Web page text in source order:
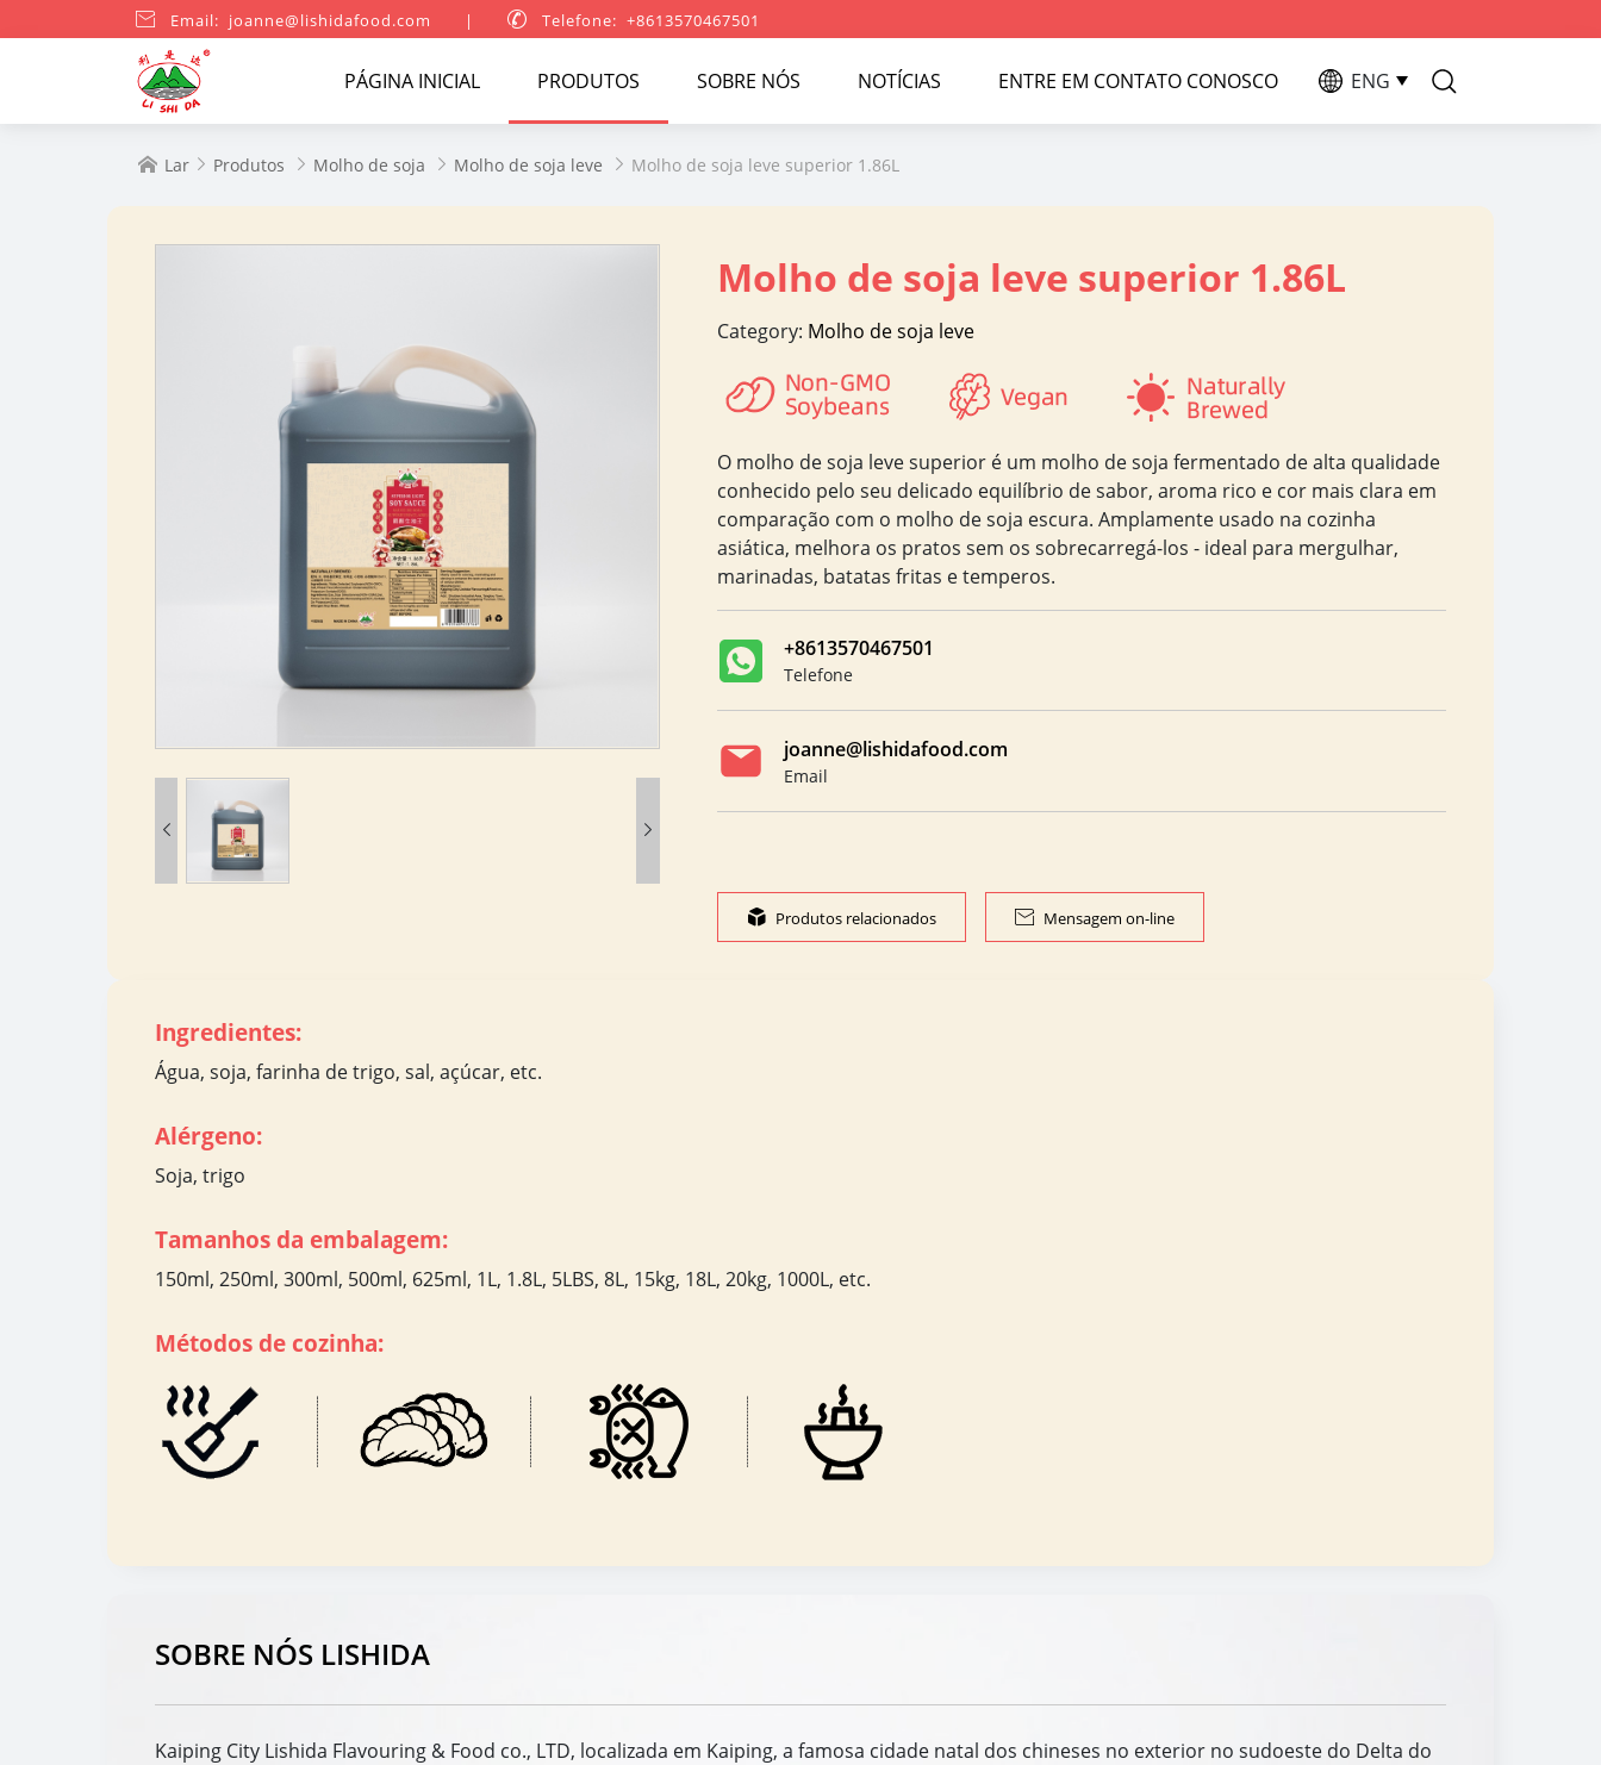
 Email: joanne@lishidafood.com |  Telefone: +8613570467501
PÁGINA INICIAL PRODUTOS SOBRE NÓS NOTÍCIAS ENTRE EM CONTATO CONOSCO ENG
 Lar  Produtos  Molho de soja  Molho de soja leve  Molho de soja leve superior 1.86L
 
Molho de soja leve superior 1.86L
Category: Molho de soja leve
O molho de soja leve superior é um molho de soja fermentado de alta qualidade
conhecido pelo seu delicado equilíbrio de sabor, aroma rico e cor mais clara em
comparação com o molho de soja escura. Amplamente usado na cozinha
asiática, melhora os pratos sem os sobrecarregá-los - ideal para mergulhar,
marinadas, batatas fritas e temperos.
+8613570467501
Telefone
joanne@lishidafood.com
Email
 Produtos relacionados  Mensagem on-line
Ingredientes:
Água, soja, farinha de trigo, sal, açúcar, etc.
Alérgeno:
Soja, trigo
Tamanhos da embalagem:
150ml, 250ml, 300ml, 500ml, 625ml, 1L, 1.8L, 5LBS, 8L, 15kg, 18L, 20kg, 1000L, etc.
Métodos de cozinha:
SOBRE NÓS LISHIDA
Kaiping City Lishida Flavouring & Food co., LTD, localizada em Kaiping, a famosa cidade natal dos chineses no exterior no sudoeste do Delta do